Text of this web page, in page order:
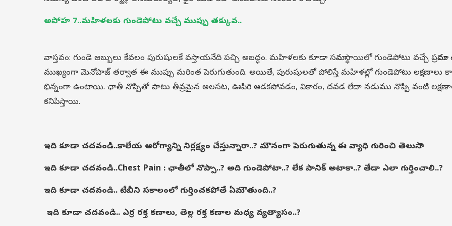
అపోహ 7..మహిళలకు గుండెపోటు వచ్చే ముప్పు తక్కువ..
వాస్తవం: గుండె జబ్బులు కేవలం పురుషులకే వస్తాయనేది పచ్చి అబద్ధం. మహిళలకు కూడా సమాన స్థాయిలో గుండెపోటు వచ్చే ప్రమాదం
ముఖ్యంగా మెనోపాజ్ తర్వాత ఈ ముప్పు మరింత పెరుగుతుంది. అయితే, పురుషులతో పోలిస్తే మహిళల్లో గుండెపోటు లక్షణాలు
భిన్నంగా ఉంటాయి. ఛాతీ నొప్పితో పాటు తీవ్రమైన అలసట, ఊపిరి ఆడకపోవడం, వికారం, దవడ లేదా నడుము నొప్పి వంటి
కనిపిస్తాయి.
ఇది కూడా చదవండి..కాలేయ ఆరోగ్యాన్ని నిర్లక్ష్యం చేస్తున్నారా..? మౌనంగా పెరుగుతున్న ఈ వ్యాధి గురించి తెలుసా..?
ఇది కూడా చదవండి..Chest Pain : ఛాతీలో నొప్పా..? అది గుండెపోటా..? లేక పానిక్ అటాకా..? తేడా ఎలా గుర్తించాలి..?
ఇది కూడా చదవండి.. టీబీని సకాలంలో గుర్తించకపోతే ఏమౌతుంది..?
ఇది కూడా చదవండి.. ఎర్ర రక్త కణాలు, తెల్ల రక్త కణాల మధ్య వ్యత్యాసం..?